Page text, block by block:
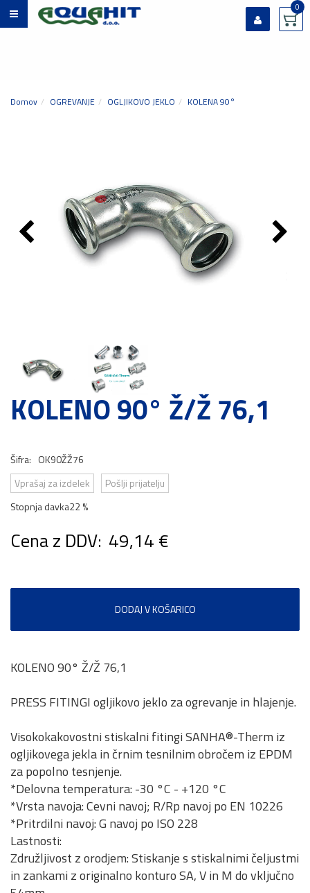
0
Domov OGREVANJE OGLJIKOVO JEKLO KOLENA 90°
KOLENO 90° Ž/Ž 76,1
Šifra: OK90ŽŽ76
Vprašaj za izdelek
Pošlji prijatelju
Stopnja davka22 %
Cena z DDV: 49,14 €
DODAJ V KOŠARICO
KOLENO 90° Ž/Ž 76,1
PRESS FITINGI ogljikovo jeklo za ogrevanje in hlajenje.
Visokokakovostni stiskalni fitingi SANHA®-Therm iz
ogljikovega jekla in črnim tesnilnim obročem iz EPDM
za popolno tesnjenje.
*Delovna temperatura: -30 °C - +120 °C
*Vrsta navoja: Cevni navoj; R/Rp navoj po EN 10226
*Pritrdilni navoj: G navoj po ISO 228
Lastnosti:
Združljivost z orodjem: Stiskanje s stiskalnimi čeljustmi
in zankami z originalno konturo SA, V in M do vključno